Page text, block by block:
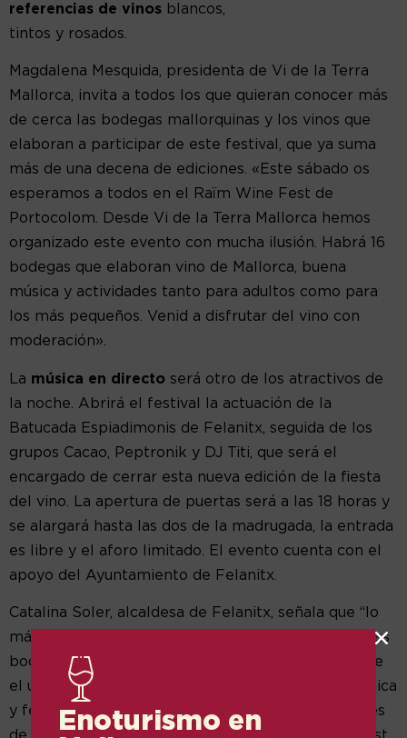
referencias de vinos blancos,
tintos y rosados.
Magdalena Mesquida, presidenta de Vi de la Terra
Mallorca, invita a todos los que quieran conocer más
de cerca las bodegas mallorquinas y los vinos que
elaboran a participar de este festival, que ya suma
más de una decena de ediciones. «Este sábado os
esperamos a todos en el Raïm Wine Fest de
Portocolom. Desde Vi de la Terra Mallorca hemos
organizado este evento con mucha ilusión. Habrá 16
bodegas que elaboran vino de Mallorca, buena
música y actividades tanto para adultos como para
los más pequeños. Venid a disfrutar del vino con
moderación».
La música en directo será otro de los atractivos de
la noche. Abrirá el festival la actuación de la
Batucada Espiadimonis de Felanitx, seguida de los
grupos Cacao, Peptronik y DJ Titi, que será el
encargado de cerrar esta nueva edición de la fiesta
del vino. La apertura de puertas será a las 18 horas y
se alargará hasta las dos de la madrugada, la entrada
es libre y el aforo limitado. El evento cuenta con el
apoyo del Ayuntamiento de Felanitx.
Catalina Soler, alcaldesa de Felanitx, señala que “lo
más importante es hacer valer la importancia de las
bodegas y productores de vino. Es una fiesta donde
el único protagonista es el vino. Es una manera lúdica
y festiva de apoyar a los viticultores y elaboradores
Enoturismo en